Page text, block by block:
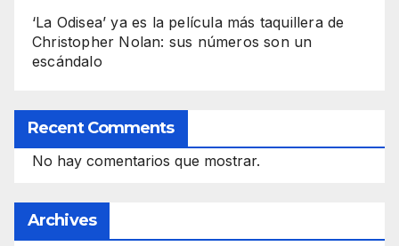
‘La Odisea’ ya es la película más taquillera de
Christopher Nolan: sus números son un
escándalo
Recent Comments
No hay comentarios que mostrar.
Archives